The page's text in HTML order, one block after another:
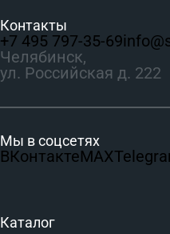
Контакты
+7 495 797‑35-69
Челябинск,
ул. Российская д. 222
Мы в соцсетях
ВКонтактеMAX
Каталог